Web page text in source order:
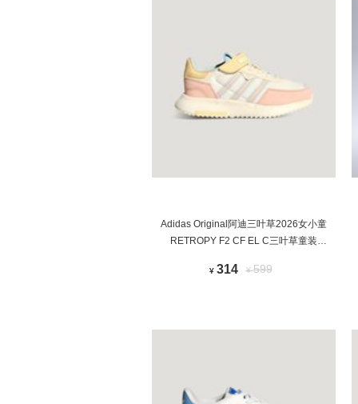
Adidas Original阿迪三叶草2026女小童
RETROPY F2 CF EL C三叶草童装
¥ 314 ¥599